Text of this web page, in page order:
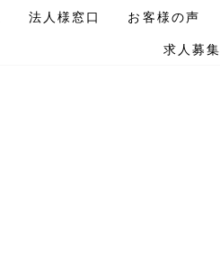
法人様窓口 お客様の声
求人募集